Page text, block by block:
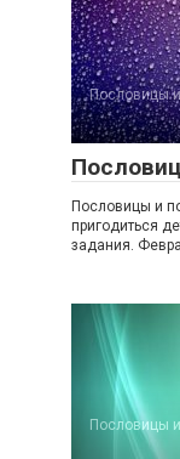
Пословицы
Пословицы и
пригодиться
задания.
Пословицы